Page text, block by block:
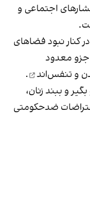
اجتماعی و
کنار نبود فضاهای
جزو معدود
و تنفس‌اند
.
و ببند زنان،
ضدحکومتی